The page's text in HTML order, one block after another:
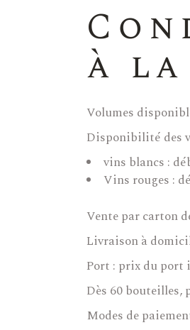
à la
Volumes
Disponibilité des
vins blancs :
Vins rouges :
Vente par carton
Livraison à
Port : prix du port
Dès 60 bouteilles,
Modes de